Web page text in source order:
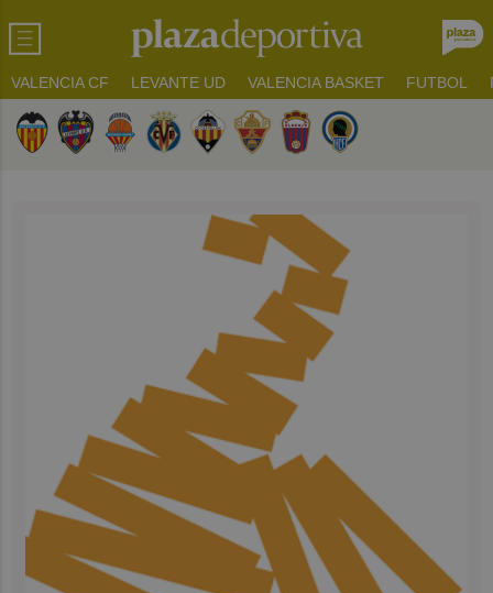
VALENCIA CF LEVANTE UD VALENCIA BASKET FUTBOL